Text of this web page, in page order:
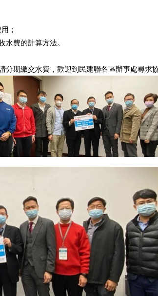
；
費的計算方法。
期繳交水費，歡迎到民建聯各區辦事處尋求協